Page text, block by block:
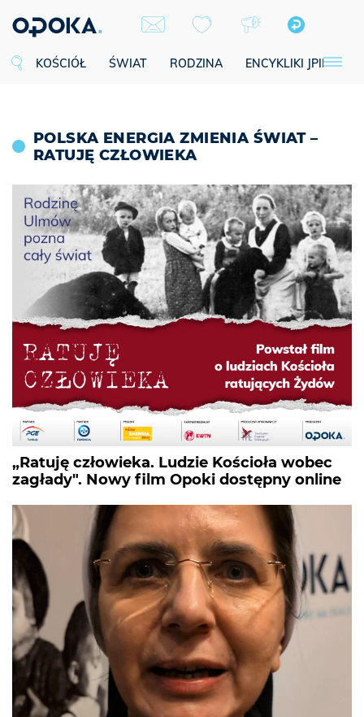
KOŚCIÓŁ ŚWIAT RODZINA ENCYKLIKI JPII
POLSKA ENERGIA ZMIENIA ŚWIAT –
RATUJĘ CZŁOWIEKA
„Ratuję człowieka. Ludzie Kościoła wobec
zagłady". Nowy film Opoki dostępny online